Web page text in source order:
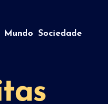
Mundo Sociedade